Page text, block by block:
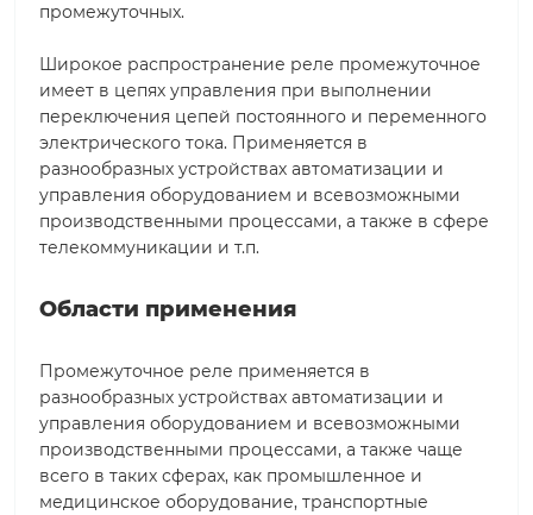
промежуточных.
Широкое распространение реле промежуточное
имеет в цепях управления при выполнении
переключения цепей постоянного и переменного
электрического тока. Применяется в
разнообразных устройствах автоматизации и
управления оборудованием и всевозможными
производственными процессами, а также в сфере
телекоммуникации и т.п.
Области применения
Промежуточное реле применяется в
разнообразных устройствах автоматизации и
управления оборудованием и всевозможными
производственными процессами, а также чаще
всего в таких сферах, как промышленное и
медицинское оборудование, транспортные